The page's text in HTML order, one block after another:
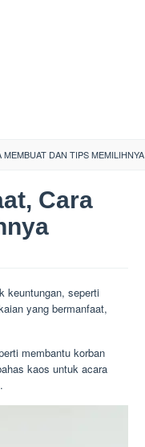
DAN TIPS MEMILIHNYA
Cara
keuntungan, seperti
yang bermanfaat,
membantu korban
kaos untuk acara